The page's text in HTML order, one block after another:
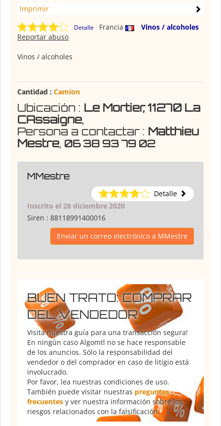
Imprimir
Detalle Francia
Vinos / alcoholes
Reportar abuso
Vinos / alcoholes
Cantidad : Camion
Ubicación : Le Mortier, 11270 La
CAssaigne,
Persona a contactar : Matthieu
Mestre, 06 38 93 79 02
MMestre
Detalle
Inscrito el 28 diciembre 2020
Siren : 88118991400016
Enviar un correo electrónico a MMestre
BUEN TRATO: COMPRAR
DEL VENDEDOR
Visita nuestra guía para una transacción segura!
En ningún caso Algomtl no se hace responsable
de los anuncios. Sólo la responsabilidad del
vendedor o del comprador en caso de litigio está
involucrado.
Por favor, lea nuestras condiciones de uso.
También puede visitar nuestras preguntas
frecuentes y ver nuestra información sobre los
riesgos relacionados con la falsificación.